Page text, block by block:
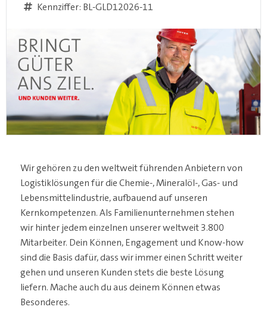
Kennziffer: BL-GLD12026-11
Wir gehören zu den weltweit führenden Anbietern von
Logistiklösungen für die Chemie-, Mineralöl-, Gas- und
Lebensmittelindustrie, aufbauend auf unseren
Kernkompetenzen. Als Familienunternehmen stehen
wir hinter jedem einzelnen unserer weltweit 3.800
Mitarbeiter. Dein Können, Engagement und Know-how
sind die Basis dafür, dass wir immer einen Schritt weiter
gehen und unseren Kunden stets die beste Lösung
liefern. Mache auch du aus deinem Können etwas
Besonderes.